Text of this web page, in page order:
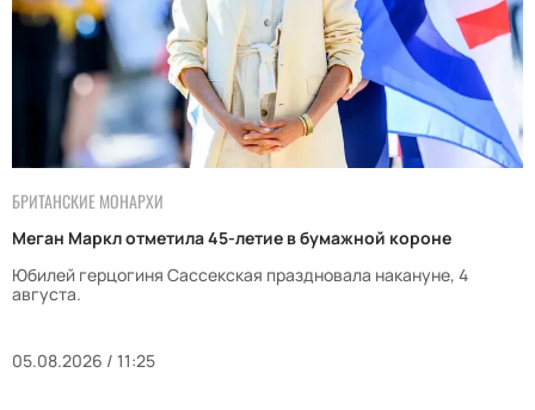
БРИТАНСКИЕ МОНАРХИ
Меган Маркл отметила 45-летие в бумажной короне
Юбилей герцогиня Сассекская праздновала накануне, 4
августа.
05.08.2026 / 11:25